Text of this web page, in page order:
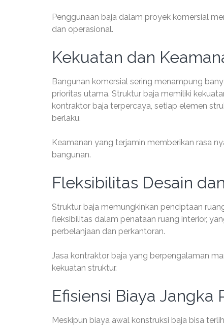
Penggunaan baja dalam proyek komersial
dan operasional.
Kekuatan dan
Bangunan komersial sering menampung
prioritas utama. Struktur baja memiliki
kontraktor baja terpercaya, setiap elemen
berlaku.
Keamanan yang terjamin memberikan rasa
bangunan.
Fleksibilitas Desain
Struktur baja memungkinkan penciptaan
fleksibilitas dalam penataan ruang interior,
perbelanjaan dan perkantoran.
Jasa kontraktor baja yang berpengalaman
kekuatan struktur.
Efisiensi Biaya Jangka
Meskipun biaya awal konstruksi baja bisa